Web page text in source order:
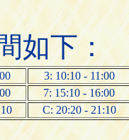
如下：
3: 10:10 - 11:00
7: 15:10 - 16:00
C: 20:20 - 21:10